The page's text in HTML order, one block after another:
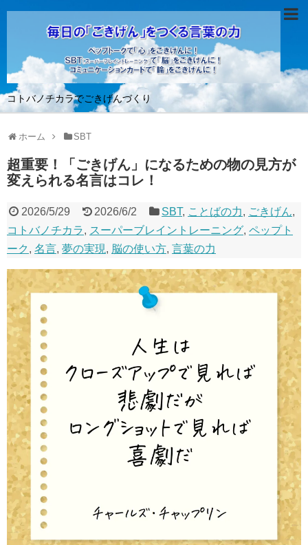
コトバノチカラでごきげんづくり
ホーム SBT
超重要！「ごきげん」になるための物の見方が
変えられる名言はコレ！
2026/5/29 2026/6/2 SBT, ことばの力, ごきげん,
コトバノチカラ, スーパーブレイントレーニング, ペップト
ーク , 名言, 夢の実現, 脳の使い方, 言葉の力